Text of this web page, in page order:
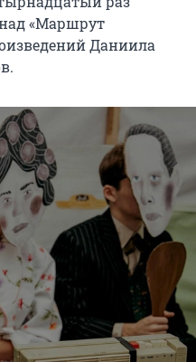
«Маршрут
Даниила